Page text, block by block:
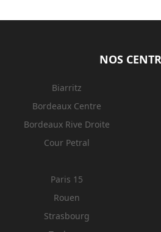
NOS
Biarritz
Bordeaux Centre
Bordeaux Rive Droite
Cour Petral
Paris 15
Rouen
Strasbourg